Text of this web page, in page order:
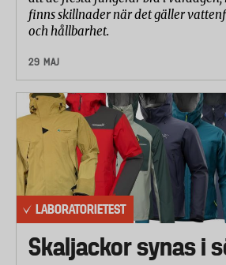
finns skillnader när det gäller
och hållbarhet.
29 MAJ
LABORATORIETEST
Skaljackor synas i